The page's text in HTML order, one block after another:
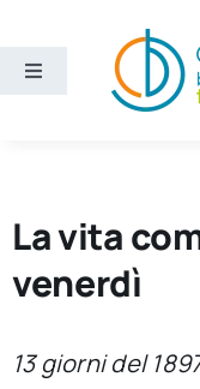
contenuto
Toggle
Ricerca e
Sezioni
La vita
venerdì
13 giorni del